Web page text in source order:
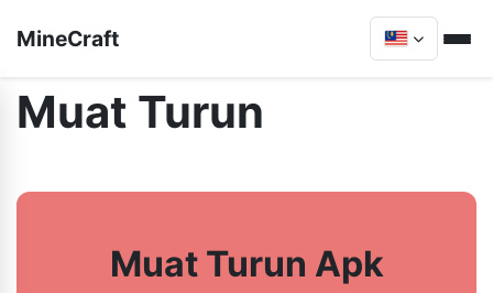
MineCraft
Muat Turun
Muat Turun Apk